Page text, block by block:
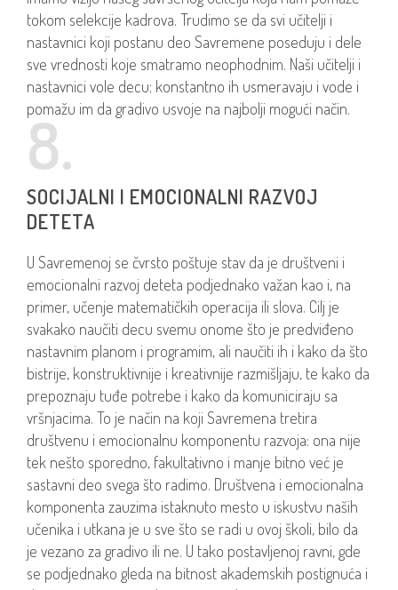
tokom selekcije kadrova. Trudimo se da svi učitelji i
nastavnici koji postanu deo Savremene poseduju i dele
sve vrednosti koje smatramo neophodnim. Naši učitelji i
nastavnici vole decu; konstantno ih usmeravaju i vode i
pomažu im da gradivo usvoje na najbolji mogući način.
8.
SOCIJALNI I EMOCIONALNI RAZVOJ
DETETA
U Savremenoj se čvrsto poštuje stav da je društveni i
emocionalni razvoj deteta podjednako važan kao i, na
primer, učenje matematičkih operacija ili slova. Cilj je
svakako naučiti decu svemu onome što je predviđeno
nastavnim planom i programim, ali naučiti ih i kako da što
bistrije, konstruktivnije i kreativnije razmišljaju, te kako da
prepoznaju tuđe potrebe i kako da komuniciraju sa
vršnjacima. To je način na koji Savremena tretira
društvenu i emocionalnu komponentu razvoja: ona nije
tek nešto sporedno, fakultativno i manje bitno već je
sastavni deo svega što radimo. Društvena i emocionalna
komponenta zauzima istaknuto mesto u iskustvu naših
učenika i utkana je u sve što se radi u ovoj školi, bilo da
je vezano za gradivo ili ne. U tako postavljenoj ravni, gde
se podjednako gleda na bitnost akademskih postignuća i